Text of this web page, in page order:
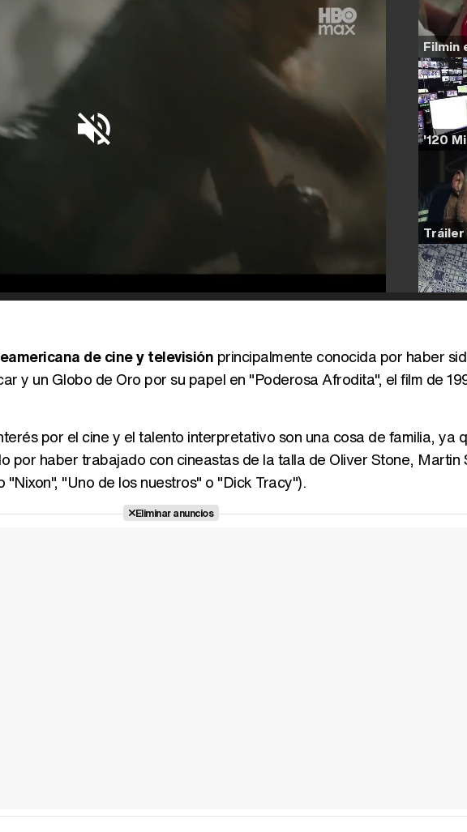
de cine y televisión principalmente conocida por haber
y un Globo de Oro por su papel en "Poderosa Afrodita", el film de
por el cine y el talento interpretativo son una cosa de familia, ya
por haber trabajado con cineastas de la talla de Oliver Stone, Martin
"Uno de los nuestros" o "Dick Tracy").
Eliminar anuncios